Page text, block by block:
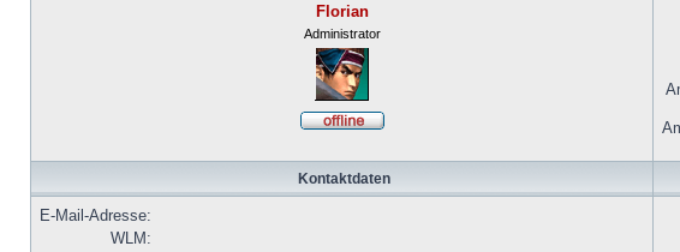
Florian
Administrator
Kontaktdaten
E-Mail-Adresse:
WLM: